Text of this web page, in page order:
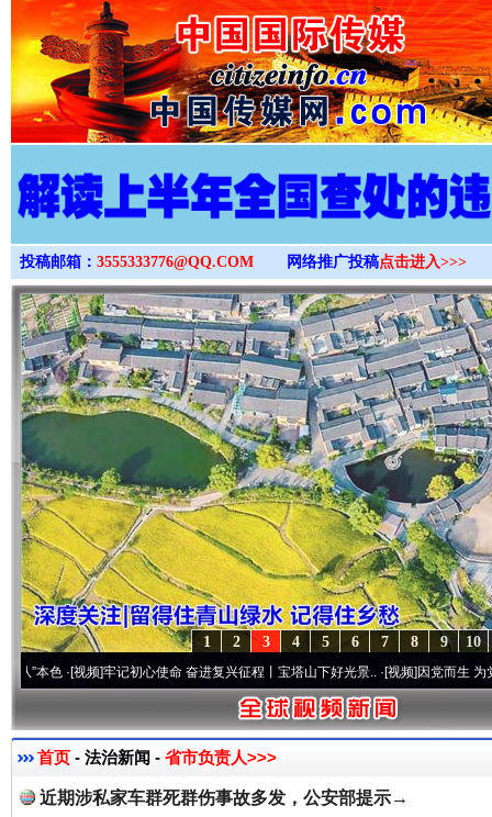
>
投稿邮箱： 3555333776@QQ.COM 网络推广投稿点击进入>>>
10
9
8
7
6
5
4
3
2
1
·[视频]牢记初心使命 奋进复兴征程丨宝塔山下好光景..·[视频]因党而生 为党而战
首页 - 法治新闻 - 省市负责人>>>
近期涉私家车群死群伤事故多发，公安部提示→